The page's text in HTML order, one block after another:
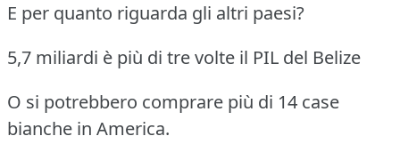
E per quanto riguarda gli altri paesi?
5,7 miliardi è più di tre volte il PIL del Belize
O si potrebbero comprare più di 14 case
bianche in America.